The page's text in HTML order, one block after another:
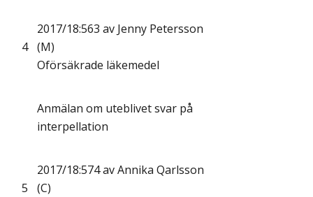
4
2017/18:563 av Jenny Petersson
(M)
Oförsäkrade läkemedel
Anmälan om uteblivet svar på
interpellation
5
2017/18:574 av Annika Qarlsson
(C)